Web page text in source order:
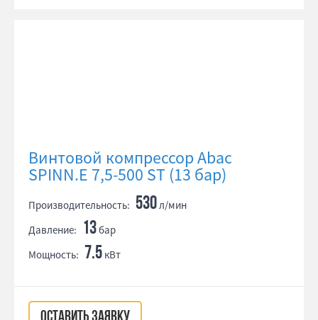
Винтовой компрессор Abac
SPINN.E 7,5-500 ST (13 бар)
Производительность: 530л/мин
Давление: 13бар
Мощность: 7.5 кВт